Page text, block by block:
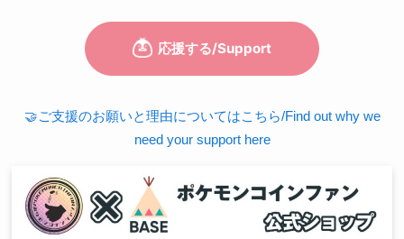
🤝ご支援のお願いと理由についてはこちら/Find out why we
need your support here